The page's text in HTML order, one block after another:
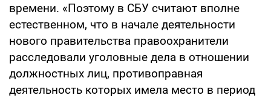
времени. «Поэтому в СБУ считают вполне
естественном, что в начале деятельности
нового правительства правоохранители
расследовали уголовные дела в отношении
должностных лиц, противоправная
деятельность которых имела место в период